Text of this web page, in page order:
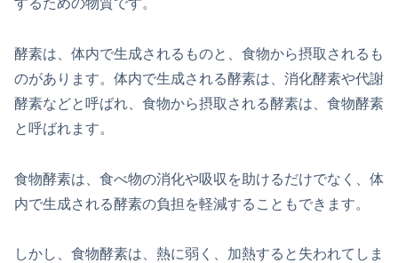
するための物質です。
酵素は、体内で生成されるものと、食物から摂取されるも
のがあります。体内で生成される酵素は、消化酵素や代謝
酵素などと呼ばれ、食物から摂取される酵素は、食物酵素
と呼ばれます。
食物酵素は、食べ物の消化や吸収を助けるだけでなく、体
内で生成される酵素の負担を軽減することもできます。
しかし、食物酵素は、熱に弱く、加熱すると失われてしま